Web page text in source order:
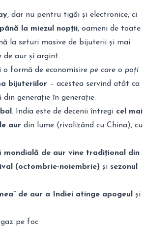
, dar nu pentru tigăi și electronice, ci
la miezul nopții, oameni de toate
la seturi masive de bijuterii și mai
de aur și argint.
formă de economisire pe care o poți
bijuteriilor – acestea servind atât ca
generație în generație.
. India este de decenii întregi cel mai
aur din lume (rivalizând cu China), cu
mondială de aur vine tradițional din
(octombrie-noiembrie) și sezonul
de aur a Indiei atinge apogeul și
pe foc